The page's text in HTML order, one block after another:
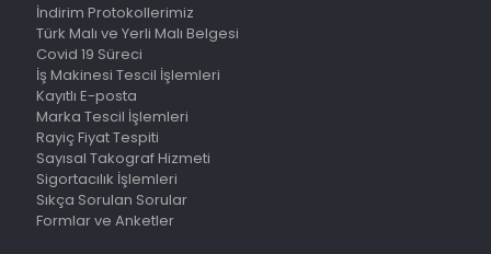
İndirim Protokollerimiz
Türk Malı ve Yerli Malı Belgesi
Covid 19 Süreci
İş Makinesi Tescil İşlemleri
Kayıtlı E-posta
Marka Tescil İşlemleri
Rayiç Fiyat Tespiti
Sayısal Takograf Hizmeti
Sigortacılık İşlemleri
Sıkça Sorulan Sorular
Formlar ve Anketler